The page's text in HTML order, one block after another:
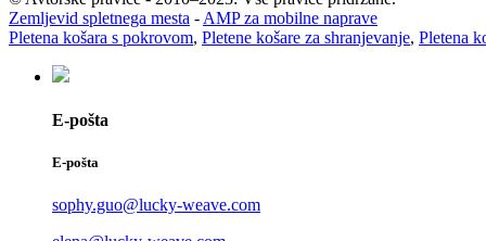
Zemljevid spletnega mesta -AMP za mobilne naprave
Pletena košara s pokrovom, Pletene košare za shranjevanje, Pletena
E-pošta
E-pošta
sophy.guo@lucky-weave.com